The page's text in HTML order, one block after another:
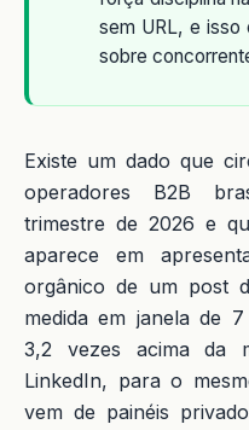
sem URL, e isso
sobre
Existe um dado que
operadores B2B
trimestre de 2026 e
aparece em
orgânico de um post
medida em janela de
3,2 vezes acima da
LinkedIn, para o
vem de painéis